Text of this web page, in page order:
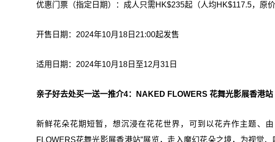
优惠门票（指定日期）：成人只需HK$235起（人均HK$117.5，原价
开售日期：2024年10月18日21:00起发售
适用日期：2024年10月18日至12月31日
亲子好去处买一送一推介4：NAKED FLOWERS 花舞光影展香港站
新鲜花朵花期短暂，想沉浸在花花世界，可到以花卉作主题、
FLOWERS花舞光影展香港站”展览，走入魔幻花朵之境，为视觉